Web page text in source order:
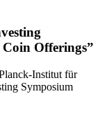
Offerings”
Institut für
Symposium